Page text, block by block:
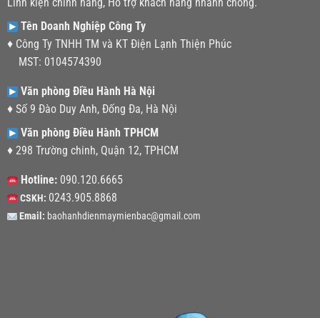
Tên Doanh Nghiệp Công Ty
♦ Công Ty TNHH TM và KT Điện Lạnh Thiện Phúc
MST: 0104574390
Văn phòng Điều Hành Hà Nội
♦ Số 9 Đào Duy Anh, Đống Đa, Hà Nội
Văn phòng Điều Hành TPHCM
♦ 298 Trường chinh, Quận 12, TPHCM
Hotline:090.120.6665
CSKH: 0243.905.8868
Email: baohanhdienmaymienbac@gmail.com